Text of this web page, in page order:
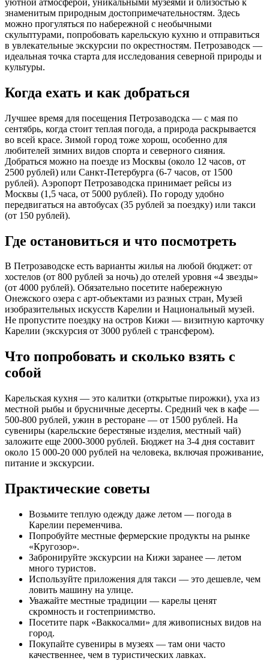
знаменитым природным достопримечательностям. Здесь
можно прогуляться по набережной с необычными
скульптурами, попробовать карельскую кухню и отправиться
в увлекательные экскурсии по окрестностям. Петрозаводск —
идеальная точка старта для исследования северной природы и
культуры.
Когда ехать и как добраться
Лучшее время для посещения Петрозаводска — с мая по
сентябрь, когда стоит теплая погода, а природа раскрывается
во всей красе. Зимой город тоже хорош, особенно для
любителей зимних видов спорта и северного сияния.
Добраться можно на поезде из Москвы (около 12 часов, от
2500 рублей) или Санкт-Петербурга (6-7 часов, от 1500
рублей). Аэропорт Петрозаводска принимает рейсы из
Москвы (1,5 часа, от 5000 рублей). По городу удобно
передвигаться на автобусах (35 рублей за поездку) или такси
(от 150 рублей).
Где остановиться и что посмотреть
В Петрозаводске есть варианты жилья на любой бюджет: от
хостелов (от 800 рублей за ночь) до отелей уровня «4 звезды»
(от 4000 рублей). Обязательно посетите набережную
Онежского озера с арт-объектами из разных стран, Музей
изобразительных искусств Карелии и Национальный музей.
Не пропустите поездку на остров Кижи — визитную карточку
Карелии (экскурсия от 3000 рублей с трансфером).
Что попробовать и сколько взять с
собой
Карельская кухня — это калитки (открытые пирожки), уха из
местной рыбы и брусничные десерты. Средний чек в кафе —
500-800 рублей, ужин в ресторане — от 1500 рублей. На
сувениры (карельские берестяные изделия, местный чай)
заложите еще 2000-3000 рублей. Бюджет на 3-4 дня составит
около 15 000-20 000 рублей на человека, включая проживание,
питание и экскурсии.
Практические советы
Возьмите теплую одежду даже летом — погода в
Карелии переменчива.
Попробуйте местные фермерские продукты на рынке
«Кругозор».
Забронируйте экскурсии на Кижи заранее — летом
много туристов.
Используйте приложения для такси — это дешевле, чем
ловить машину на улице.
Уважайте местные традиции — карелы ценят
скромность и гостеприимство.
Посетите парк «Ваккосалми» для живописных видов на
город.
Покупайте сувениры в музеях — там они часто
качественнее, чем в туристических лавках.